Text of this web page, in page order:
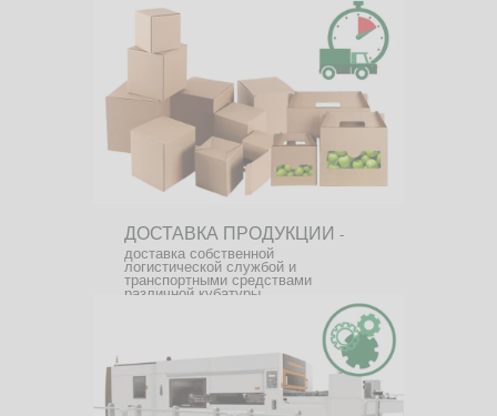
ДОСТАВКА ПРОДУКЦИИ -
доставка собственной
логистической службой и
транспортными средствами
различной кубатуры.